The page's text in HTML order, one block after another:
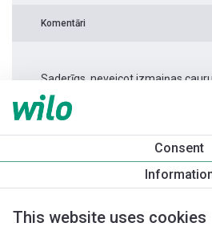
Consent
This website uses cookies
Komentāri
Saderīgs, neveicot izmaiņas
Produkta informācija
Yonos PICO 15/1-4 -130 1.0